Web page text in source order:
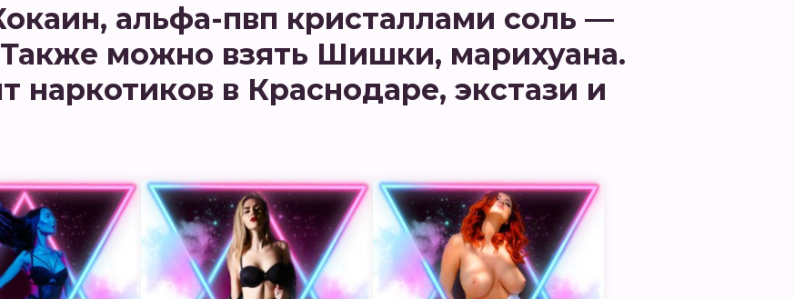
альфа-пвп кристаллами соль —
можно взять Шишки, марихуана.
наркотиков в Краснодаре, экстази и